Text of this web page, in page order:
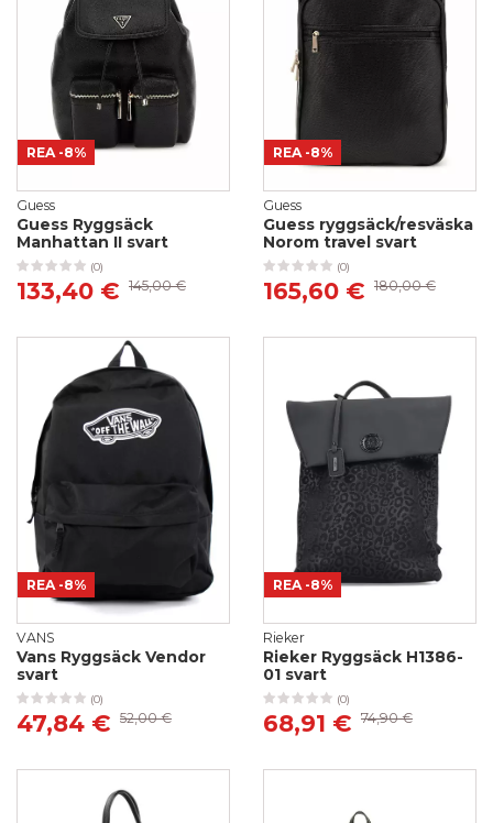
REA -8%
Guess
Guess Ryggsäck
Manhattan II svart
(0)
133,40 € 145,00 €
REA -8%
Guess
Guess ryggsäck/resväska
Norom travel svart
(0)
165,60 € 180,00 €
REA -8%
VANS
Vans Ryggsäck Vendor
svart
(0)
47,84 € 52,00 €
REA -8%
Rieker
Rieker Ryggsäck H1386-
01 svart
(0)
68,91 € 74,90 €